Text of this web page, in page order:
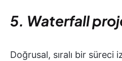
5. Waterfall
Doğrusal, sıralı bir süreci